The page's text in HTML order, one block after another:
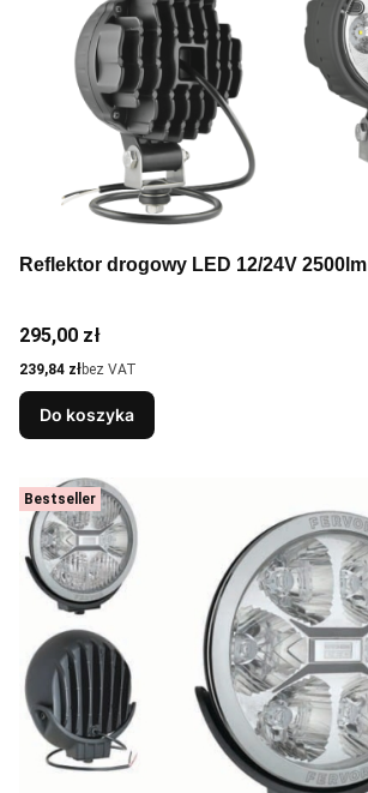
Reflektor drogowy LED 12/24V 2500lm
Cena
295,00 zł
Cena
239,84 złbez VAT
Do koszyka
Bestseller